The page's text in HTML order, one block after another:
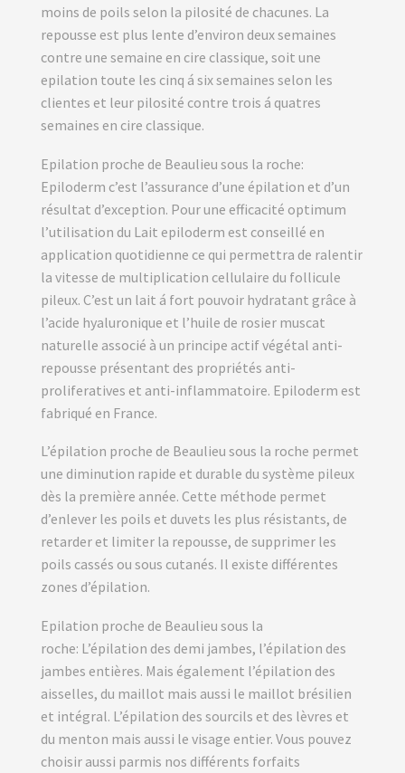
moins de poils selon la pilosité de chacunes. La
repousse est plus lente d’environ deux semaines
contre une semaine en cire classique, soit une
epilation toute les cinq á six semaines selon les
clientes et leur pilosité contre trois á quatres
semaines en cire classique.
Epilation proche de Beaulieu sous la roche:
Epiloderm c’est l’assurance d’une épilation et d’un
résultat d’exception. Pour une efficacité optimum
l’utilisation du Lait epiloderm est conseillé en
application quotidienne ce qui permettra de ralentir
la vitesse de multiplication cellulaire du follicule
pileux. C’est un lait á fort pouvoir hydratant grâce à
l’acide hyaluronique et l’huile de rosier muscat
naturelle associé à un principe actif végétal anti-
repousse présentant des propriétés anti-
proliferatives et anti-inflammatoire. Epiloderm est
fabriqué en France.
L’épilation proche de Beaulieu sous la roche permet
une diminution rapide et durable du système pileux
dès la première année. Cette méthode permet
d’enlever les poils et duvets les plus résistants, de
retarder et limiter la repousse, de supprimer les
poils cassés ou sous cutanés. Il existe différentes
zones d’épilation.
Epilation proche de Beaulieu sous la
roche: L’épilation des demi jambes, l’épilation des
jambes entières. Mais également l’épilation des
aisselles, du maillot mais aussi le maillot brésilien
et intégral. L’épilation des sourcils et des lèvres et
du menton mais aussi le visage entier. Vous pouvez
choisir aussi parmis nos différents forfaits